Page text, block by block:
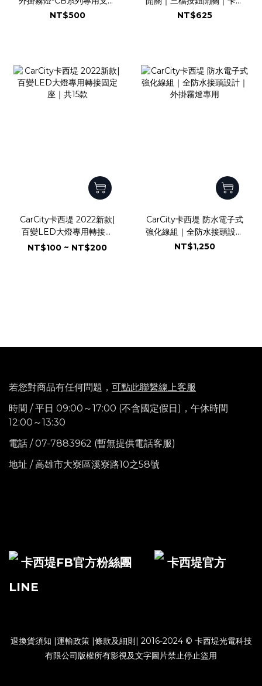
區
NT$500
堤超廣角外掛式霧燈專用｜
NT$625
CarCity卡西堤 2022新款|
百變LED大燈專用轉接固
定座｜共15款
NT$100 ~ NT$200
CarCity卡西堤 防水電子式
強化線組｜全防水接頭設計
｜外掛霧燈專用
NT$1,250
若您對商品有任何問題， 可點此聯繫線上客服
時間 / 平日 09:00～17:00 (不含國定假日)， 午休時間
12:00～13:30
電話 / 07-7883962 (暫無提供電話客服)
地址 / 高雄市大寮區溪寮路10之58號
卡西堤FB官方粉絲團
卡西堤官方
LINE
退換貨須知 |運輸政策|條款及細則| 2016-2024 © 卡西堤光電科技
有限公司版權所有影視及文字圖片禁止停止盜用